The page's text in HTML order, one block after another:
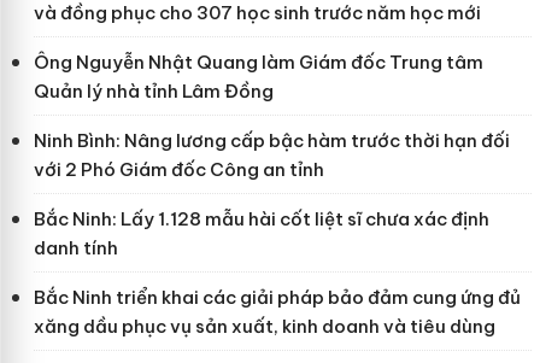
và đồng phục cho 307 học sinh trước năm học mới
Ông Nguyễn Nhật Quang làm Giám đốc Trung tâm
Quản lý nhà tỉnh Lâm Đồng
Ninh Bình: Nâng lương cấp bậc hàm trước thời hạn đối
với 2 Phó Giám đốc Công an tỉnh
Bắc Ninh: Lấy 1.128 mẫu hài cốt liệt sĩ chưa xác định
danh tính
Bắc Ninh triển khai các giải pháp bảo đảm cung ứng đủ
xăng dầu phục vụ sản xuất, kinh doanh và tiêu dùng